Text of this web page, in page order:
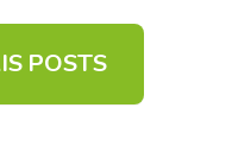
POSTS